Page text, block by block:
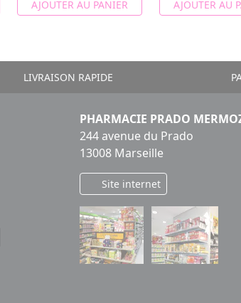
AJOUTER AU PANIER AJOUTER AU
LIVRAISON RAPIDE
PHARMACIE PRADO
244 avenue du Prado
13008 Marseille
Site internet